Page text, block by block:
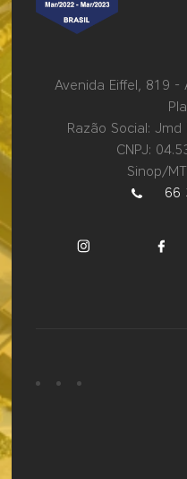
Avenida Eiffel, 819 -
Razão Social:
CNPJ:
Sinop/
66